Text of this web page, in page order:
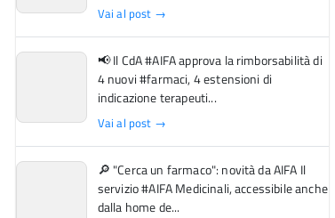
Vai al post →
📢 Il CdA #AIFA approva la rimborsabilità di
4 nuovi #farmaci, 4 estensioni di
indicazione terapeuti...
Vai al post →
🔎 "Cerca un farmaco": novità da AIFA Il
servizio #AIFA Medicinali, accessibile anche
dalla home de...